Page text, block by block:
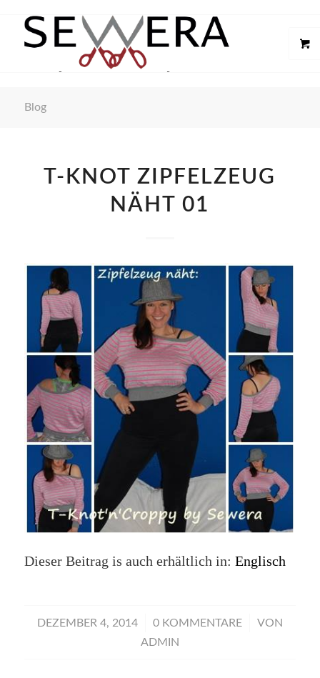
Blog
T-KNOT ZIPFELZEUG
NÄHT 01
Dieser Beitrag is auch erhältlich in: Englisch
DEZEMBER 4, 2014
/ 0 KOMMENTARE
/
VON
ADMIN